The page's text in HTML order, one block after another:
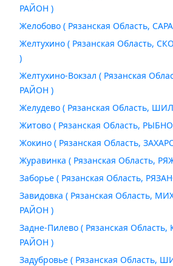
РАЙОН )
Желобово ( Рязанская Область,
Желтухино ( Рязанская Область,
)
Желтухино-Вокзал ( Рязанская
РАЙОН )
Желудево ( Рязанская Область,
Житово ( Рязанская Область,
Жокино ( Рязанская Область,
Журавинка ( Рязанская Область,
Заборье ( Рязанская Область,
Завидовка ( Рязанская Область,
РАЙОН )
Задне-Пилево ( Рязанская
РАЙОН )
Задубровье ( Рязанская